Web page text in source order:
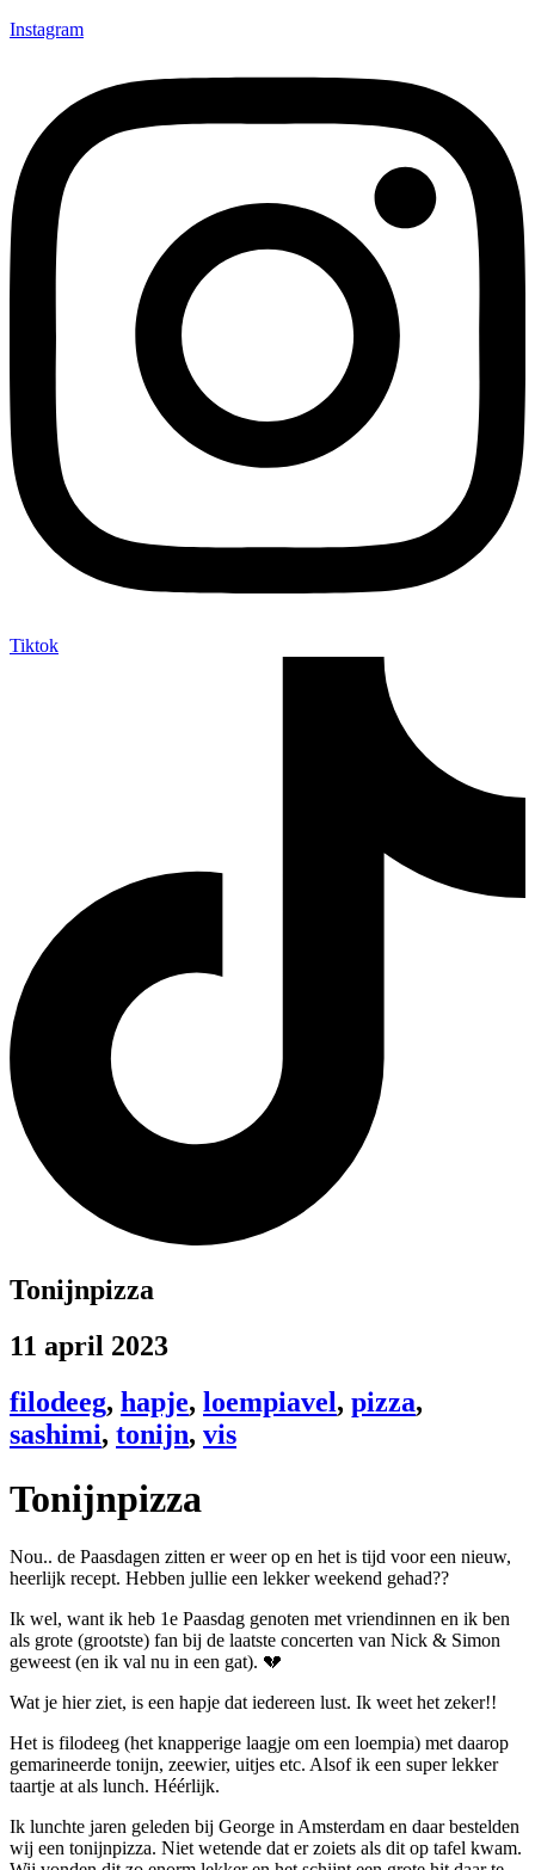
Instagram
Tiktok
Tonijnpizza
11 april 2023
filodeeg, hapje, loempiavel , pizza,
sashimi, tonijn, vis
Tonijnpizza
Nou.. de Paasdagen zitten er weer op en het is tijd voor een nieuw,
heerlijk recept. Hebben jullie een lekker weekend gehad??
Ik wel, want ik heb 1e Paasdag genoten met vriendinnen en ik ben
als grote (grootste) fan bij de laatste concerten van Nick & Simon
geweest (en ik val nu in een gat). 💔
Wat je hier ziet, is een hapje dat iedereen lust. Ik weet het zeker!!
Het is filodeeg (het knapperige laagje om een loempia) met daarop
gemarineerde tonijn, zeewier, uitjes etc. Alsof ik een super lekker
taartje at als lunch. Héérlijk.
Ik lunchte jaren geleden bij George in Amsterdam en daar bestelden
wij een tonijnpizza. Niet wetende dat er zoiets als dit op tafel kwam.